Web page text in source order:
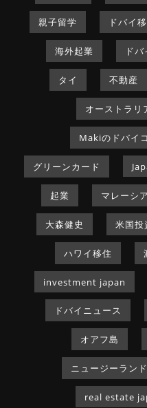
親子留学 ドバイ
海外起業 ド
タイ 不動産
オーストラリ
Makiのドバイ
グリーンカード
起業 マレーシア
大森健史 米国投
ハワイ移住
investment japan
ドバイニュース
オアフ島
ニュージーラン
real estate